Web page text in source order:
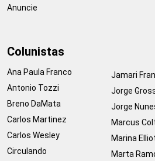
Anuncie
Colunistas
Ana Paula Franco
Antonio Tozzi
Breno DaMata
Carlos Martinez
Carlos Wesley
Circulando
Jamari
Jorge
Jorge
Marcus
Marina
Marta